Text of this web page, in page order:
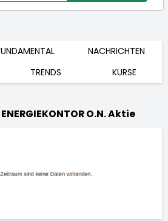
NACHRICHTEN
TRENDS KURSE
O.N. Aktie